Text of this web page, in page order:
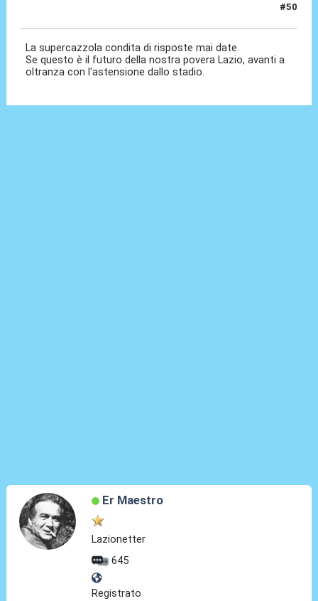
#50
La supercazzola condita di risposte mai date.
Se questo è il futuro della nostra povera Lazio, avanti a
oltranza con l'astensione dallo stadio.
Er Maestro
Lazionetter
645
Registrato